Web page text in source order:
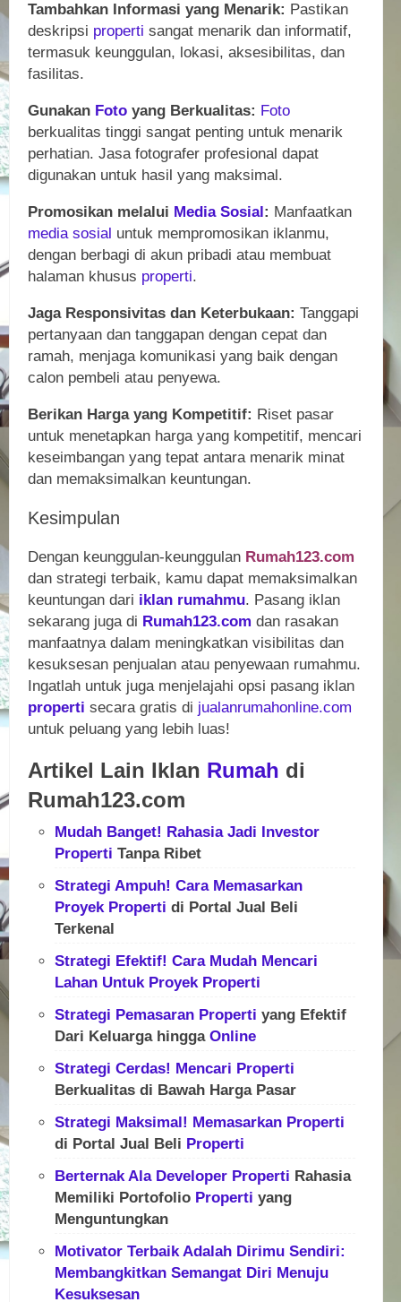
Tambahkan Informasi yang Menarik: Pastikan
deskripsi properti sangat menarik dan informatif,
termasuk keunggulan, lokasi, aksesibilitas, dan
fasilitas.
Gunakan Foto yang Berkualitas: Foto
berkualitas tinggi sangat penting untuk menarik
perhatian. Jasa fotografer profesional dapat
digunakan untuk hasil yang maksimal.
Promosikan melalui Media Sosial : Manfaatkan
media sosial untuk mempromosikan iklanmu,
dengan berbagi di akun pribadi atau membuat
halaman khusus properti.
Jaga Responsivitas dan Keterbukaan: Tanggapi
pertanyaan dan tanggapan dengan cepat dan
ramah, menjaga komunikasi yang baik dengan
calon pembeli atau penyewa.
Berikan Harga yang Kompetitif: Riset pasar
untuk menetapkan harga yang kompetitif, mencari
keseimbangan yang tepat antara menarik minat
dan memaksimalkan keuntungan.
Kesimpulan
Dengan keunggulan-keunggulan Rumah123.com
dan strategi terbaik, kamu dapat memaksimalkan
keuntungan dari iklan rumahmu. Pasang iklan
sekarang juga di Rumah123.com dan rasakan
manfaatnya dalam meningkatkan visibilitas dan
kesuksesan penjualan atau penyewaan rumahmu.
Ingatlah untuk juga menjelajahi opsi pasang iklan
properti secara gratis di jualanrumahonline.com
untuk peluang yang lebih luas!
Artikel Lain Iklan Rumah di
Rumah123.com
Mudah Banget! Rahasia Jadi Investor
Properti Tanpa Ribet
Strategi Ampuh! Cara Memasarkan
Proyek Properti di Portal Jual Beli
Terkenal
Strategi Efektif! Cara Mudah Mencari
Lahan Untuk Proyek Properti
Strategi Pemasaran Properti yang Efektif
Dari Keluarga hingga Online
Strategi Cerdas! Mencari Properti
Berkualitas di Bawah Harga Pasar
Strategi Maksimal! Memasarkan Properti
di Portal Jual Beli Properti
Berternak Ala Developer Properti Rahasia
Memiliki Portofolio Properti yang
Menguntungkan
Motivator Terbaik Adalah Dirimu Sendiri:
Membangkitkan Semangat Diri Menuju
Kesuksesan